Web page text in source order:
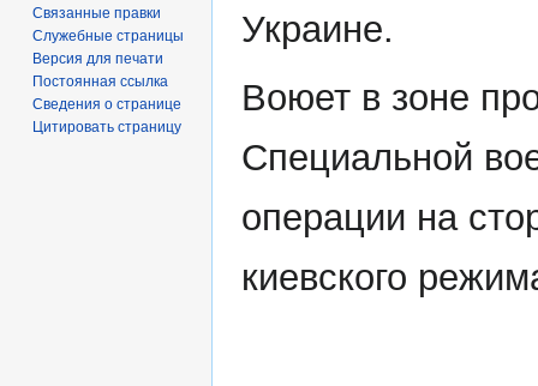
Украине.
Воюет в зоне
Специальной
операции на
киевского
Связанные правки
Служебные страницы
Версия для печати
Постоянная ссылка
Сведения о странице
Цитировать страницу